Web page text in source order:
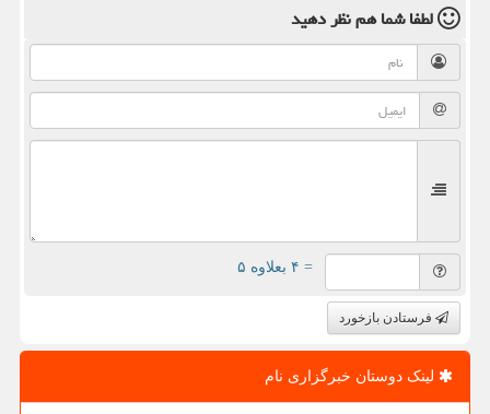
لطفا شما همنظر دهید
= ۴ بعلاوه ۵
فرستادن بازخورد
لینک دوستان خبرگزاری نام